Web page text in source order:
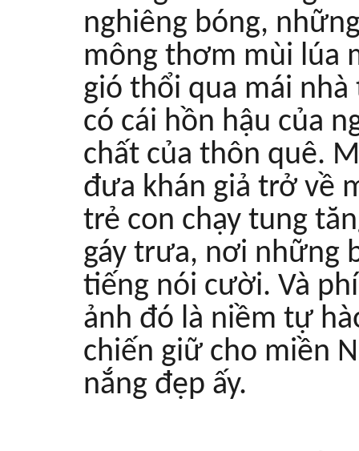
nghiêng bóng,
mông thơm mùi lúa
gió thổi qua mái nhà
có cái hồn hậu của
chất của thôn quê.
đưa khán giả trở về
trẻ con chạy tung
gáy trưa, nơi những
tiếng nói cười. Và
ảnh đó là niềm tự
chiến giữ cho miền
nắng đẹp ấy.